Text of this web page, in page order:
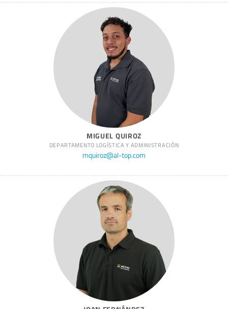
MIGUEL QUIROZ
DEPARTAMENTO LOGÍSTICA Y ADMINISTRACIÓN
mquiroz@al-top.com